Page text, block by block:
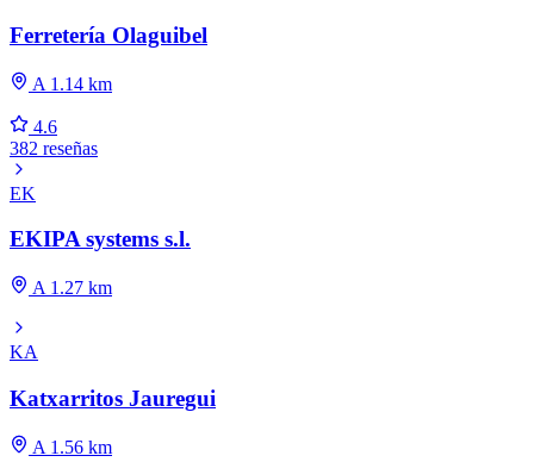
Ferretería Olaguibel
A 1.14 km
4.6
382 reseñas
EK
EKIPA systems s.l.
A 1.27 km
KA
Katxarritos Jauregui
A 1.56 km